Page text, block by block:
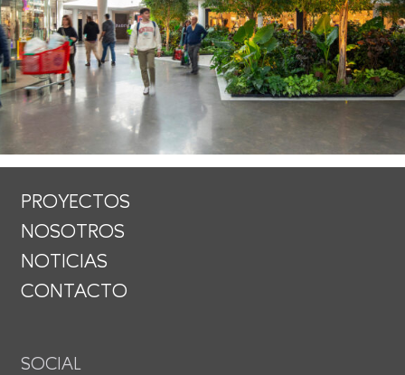
PROYECTOS
NOSOTROS
NOTICIAS
CONTACTO
SOCIAL